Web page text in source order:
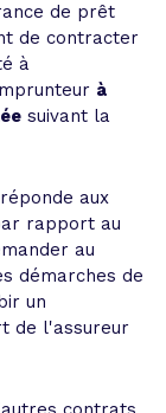
de prêt
de contracter
à
à
suivant la
aux
rapport au
au
démarches de
un
de l'assureur